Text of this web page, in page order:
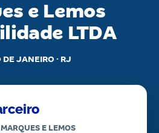
e Lemos
LTDA
DE JANEIRO · RJ
MARQUES E LEMOS